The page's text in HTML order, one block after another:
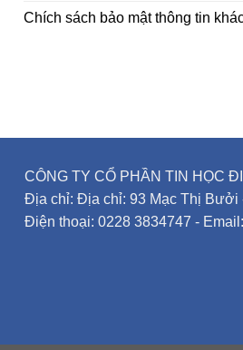
Chích sách bảo mật thông tin
CÔNG TY CỔ PHẦN TIN HỌC
Địa chỉ: Địa chỉ: 93 Mạc Thị Bưởi
Điện thoại: 0228 3834747 -